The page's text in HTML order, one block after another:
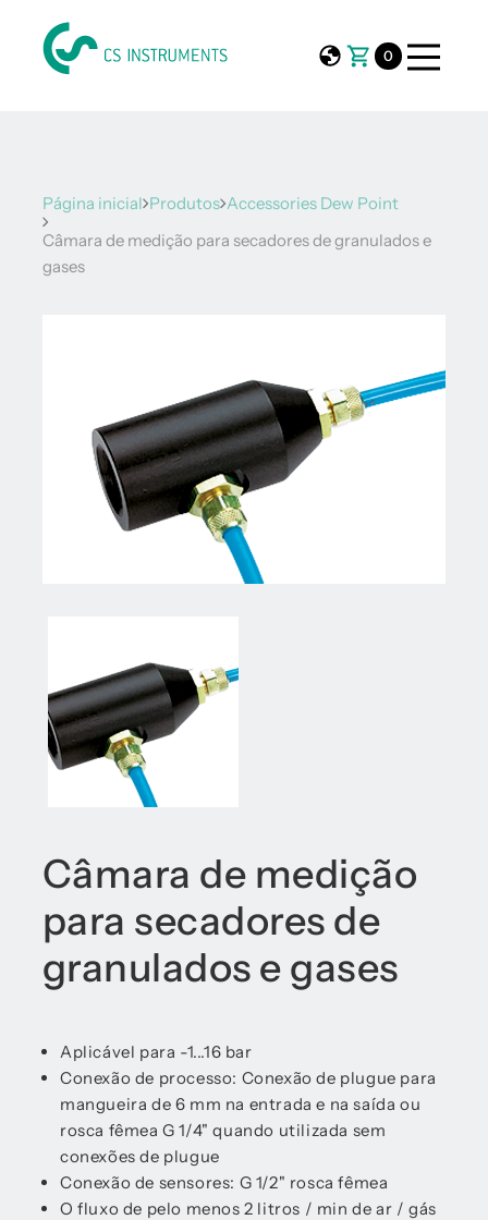
0
Página inicial Produtos Accessories Dew Point
Câmara de medição para secadores de granulados e
gases
Câmara de medição
para secadores de
granulados e gases
Aplicável para -1...16 bar
Conexão de processo: Conexão de plugue para
mangueira de 6 mm na entrada e na saída ou
rosca fêmea G 1/4" quando utilizada sem
conexões de plugue
Conexão de sensores: G 1/2" rosca fêmea
O fluxo de pelo menos 2 litros / min de ar / gás